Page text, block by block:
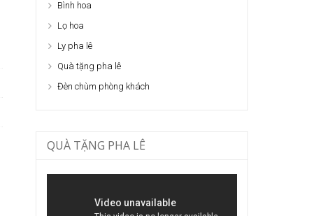
Bình hoa
Lọ hoa
Ly pha lê
Quà tặng pha lê
Đèn chùm phòng khách
QUÀ TẶNG PHA LÊ